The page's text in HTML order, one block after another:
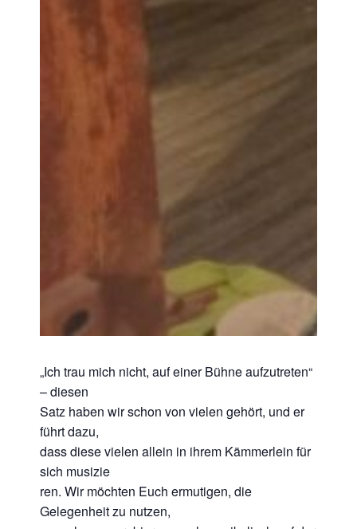
„Ich trau mich nicht, auf einer Bühne aufzutreten“
– diesen
Satz haben wir schon von vielen gehört, und er
führt dazu,
dass diese vielen allein in ihrem Kämmerlein für
sich musizie
ren. Wir möchten Euch ermutigen, die
Gelegenheit zu nutzen,